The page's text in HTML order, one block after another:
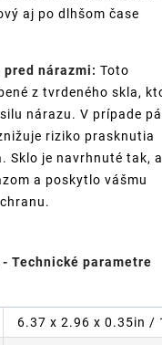
aj po dlhšom čase
pred nárazmi: Toto
z tvrdeného skla,
nárazu. V prípade
riziko prasknutia
Sklo je navrhnuté tak,
a poskytlo vášmu
- Technické parametre
6.37 x 2.96 x 0.35in /